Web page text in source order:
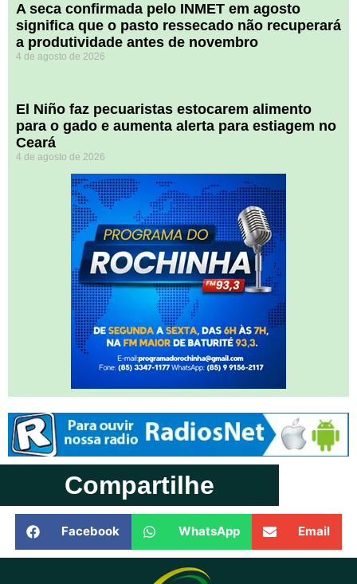
A seca confirmada pelo INMET em agosto
significa que o pasto ressecado não recuperará
a produtividade antes de novembro
4 de agosto de 2026
El Niño faz pecuaristas estocarem alimento
para o gado e aumenta alerta para estiagem no
Ceará
4 de agosto de 2026
Compartilhe
Facebook WhatsApp Email